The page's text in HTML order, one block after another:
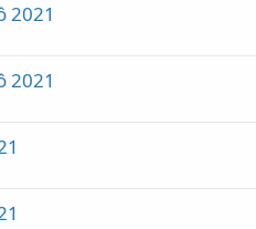
2021
2021